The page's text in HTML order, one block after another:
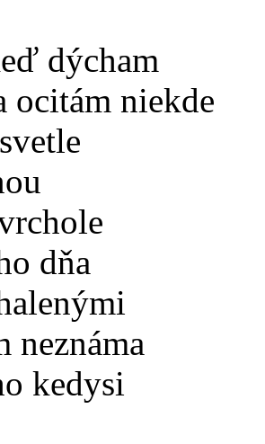
dýcham
ocitám niekde
dňa
neznáma
kedysi